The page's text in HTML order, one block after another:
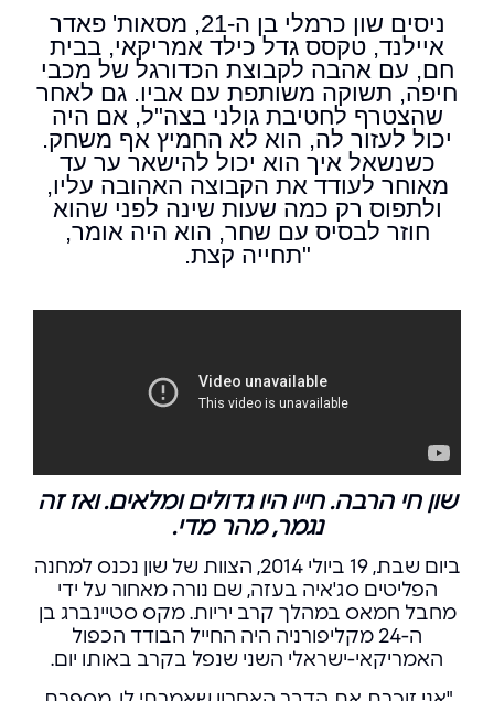
ניסים שון כרמלי בן ה-21, מסאות' פאדר
איילנד, טקסס גדל כילד אמריקאי, בבית
חם, עם אהבה לקבוצת הכדורגל של מכבי
חיפה, תשוקה משותפת עם אביו. גם לאחר
שהצטרף לחטיבת גולני בצה"ל, אם היה
יכול לעזור לה, הוא לא החמיץ אף משחק.
כשנשאל איך הוא יכול להישאר ער עד
מאוחר לעודד את הקבוצה האהובה עליו,
ולתפוס רק כמה שעות שינה לפני שהוא
חוזר לבסיס עם שחר, הוא היה אומר,
"תחייה קצת.
שון חי הרבה.חייו היו גדולים ומלאים.ואז זה
נגמר, מהר מדי.
ביום שבת, 19 ביולי 2014, הצוות של שון נכנס למחנה
הפליטים סג'איה בעזה, שם נורה מאחור על ידי
מחבל חמאס במהלך קרב יריות. מקס סטיינברג בן
ה-24 מקליפורניה היה החייל הבודד הכפול
האמריקאי-ישראלי השני שנפל בקרב באותו יום.